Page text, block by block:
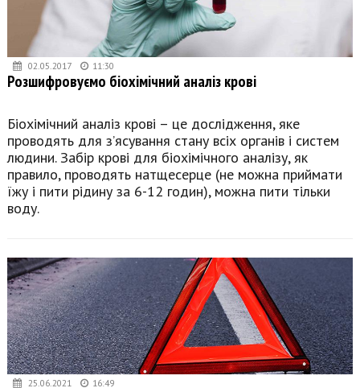
02.05.2017 11:30
Розшифровуємо біохімічний аналіз крові
Біохімічний аналіз крові – це дослідження, яке
проводять для з’ясування стану всіх органів і систем
людини. Забір крові для біохімічного аналізу, як
правило, проводять натщесерце (не можна приймати
їжу і пити рідину за 6-12 годин), можна пити тільки
воду.
25.06.2021 16:49